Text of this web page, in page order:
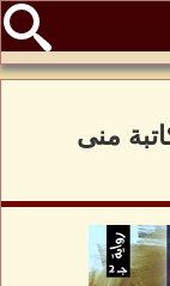
منى